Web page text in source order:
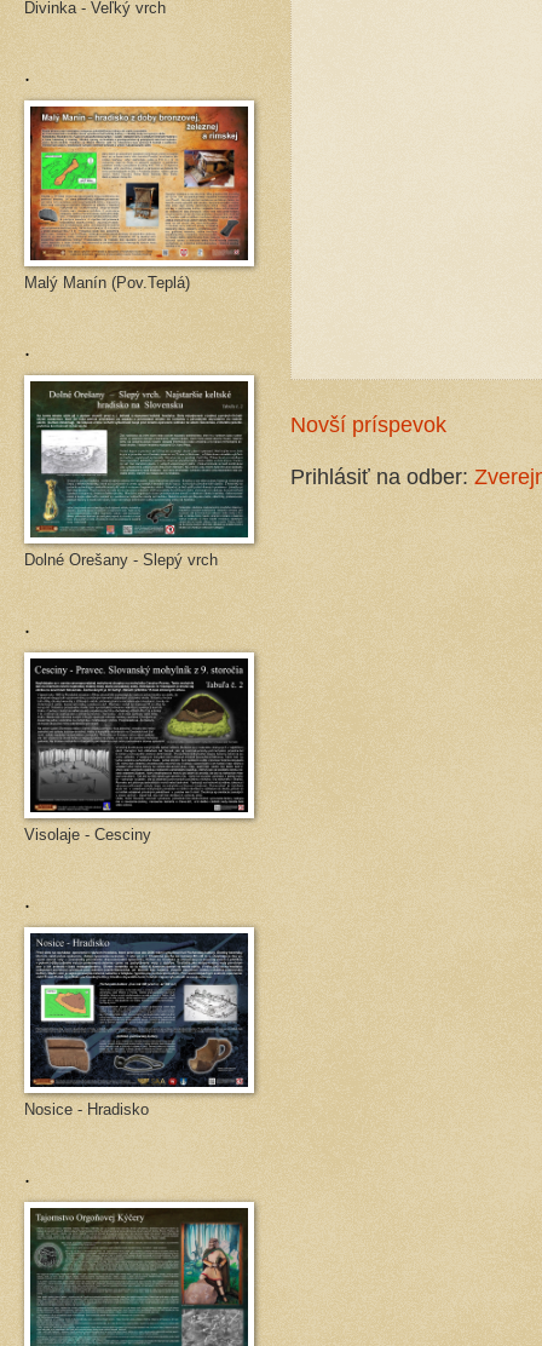
Novší príspevok
Prihlásiť na odber:
Divinka - Veľký vrch
.
Malý Manín (Pov.Teplá)
.
Dolné Orešany - Slepý vrch
.
Visolaje - Cesciny
.
Nosice - Hradisko
.